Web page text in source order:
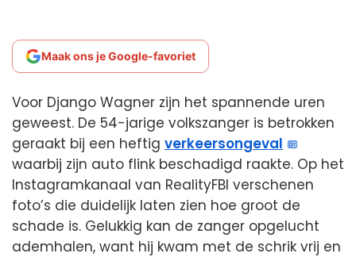
Maak ons je Google-favoriet
Voor Django Wagner zijn het spannende uren
geweest. De 54-jarige volkszanger is betrokken
geraakt bij een heftig verkeersongeval
waarbij zijn auto flink beschadigd raakte. Op het
Instagramkanaal van RealityFBI verschenen
foto’s die duidelijk laten zien hoe groot de
schade is. Gelukkig kan de zanger opgelucht
ademhalen, want hij kwam met de schrik vrij en